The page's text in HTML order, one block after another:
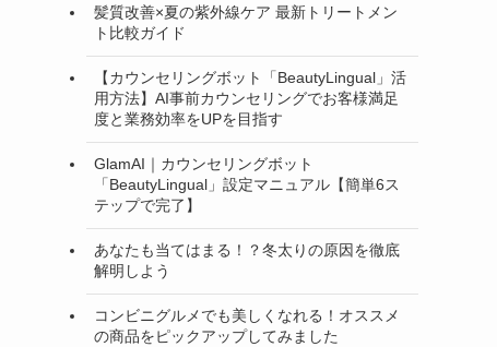
髪質改善×夏の紫外線ケア 最新トリートメン
ト比較ガイド
【カウンセリングボット「BeautyLingual」活
用方法】AI事前カウンセリングでお客様満足
度と業務効率をUPを目指す
GlamAI｜カウンセリングボット
「BeautyLingual」設定マニュアル【簡単6ス
テップで完了】
あなたも当てはまる！？冬太りの原因を徹底
解明しよう
コンビニグルメでも美しくなれる！オススメ
の商品をピックアップしてみました